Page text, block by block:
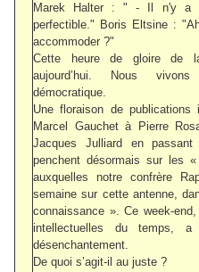
Marek Halter : " - Il n'y a
perfectible." Boris Eltsine :
accommoder ?"
Cette heure de gloire de
aujourd’hui. Nous
démocratique.
Une floraison de
Marcel Gauchet à Pierre
Jacques Julliard en
penchent désormais sur les
auxquelles notre confrère
semaine sur cette antenne,
connaissance ». Ce week-
intellectuelles du temps,
désenchantement.
De quoi s’agit-il au juste ?